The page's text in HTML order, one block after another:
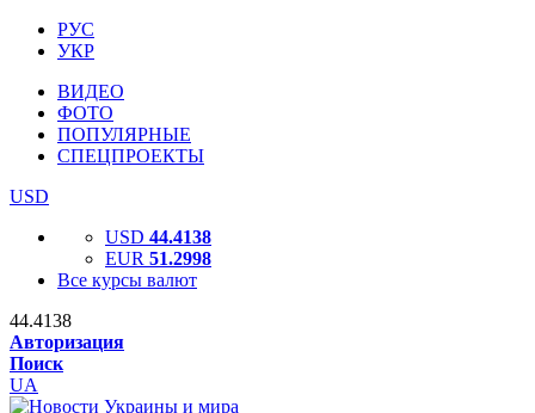
РУС
УКР
ВИДЕО
ФОТО
ПОПУЛЯРНЫЕ
СПЕЦПРОЕКТЫ
USD
USD 44.4138
EUR 51.2998
Все курсы валют
44.4138
Авторизация
Поиск
UA